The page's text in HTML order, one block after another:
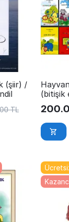
(şiir) /
TL
(bitişik
Türkeli